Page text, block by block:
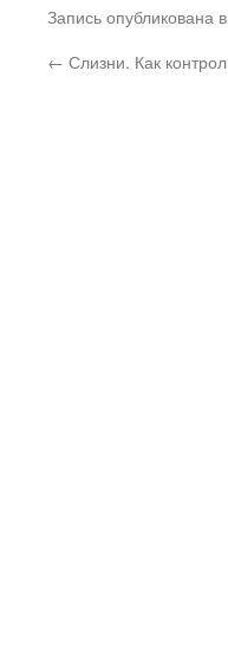
Запись опубликована
← Слизни. Как